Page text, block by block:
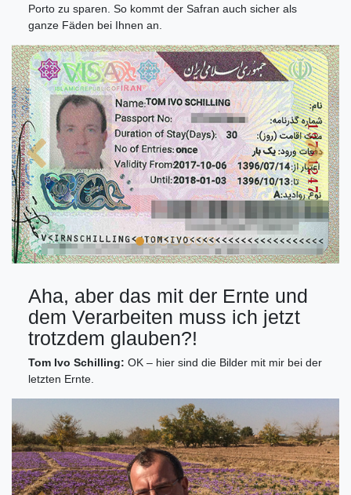
Porto zu sparen. So kommt der Safran auch sicher als
ganze Fäden bei Ihnen an.
Aha, aber das mit der Ernte und
dem Verarbeiten muss ich jetzt
trotzdem glauben?!
Tom Ivo Schilling: OK – hier sind die Bilder mit mir bei der
letzten Ernte.